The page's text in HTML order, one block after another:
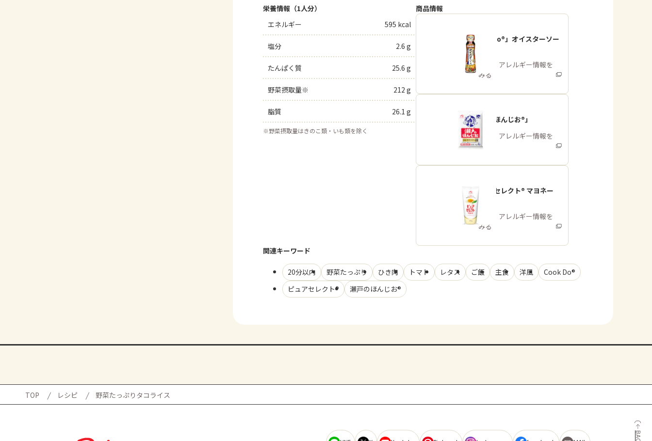
栄養情報（1人分）
エネルギー
595 kcal
塩分 2.6 g
たんぱく質 25.6 g
野菜摂取量※ 212 g
脂質 26.1 g
※野菜摂取量はきのこ類・いも類を除く
商品情報
「Cook Do®」オイスターソー
ス
商品・アレルギー情報を
みる
「瀬戸のほんじお®」
商品・アレルギー情報を
みる
「ピュアセレクト® マヨネー
ズ」
商品・アレルギー情報を
みる
関連キーワード
20分以内 野菜たっぷり ひき肉 トマト レタス ご飯 主食 洋風
Cook Do®
ピュアセレクト®
瀬戸のほんじお®
TOP レシピ 野菜たっぷりタコライス